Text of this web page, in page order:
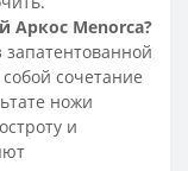
Аркос Menorca?
сочетание
ножи
и